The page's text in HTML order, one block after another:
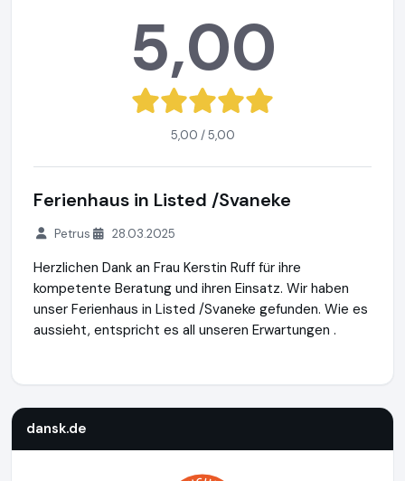
5,00
5,00 / 5,00
Ferienhaus in Listed /Svaneke
Petrus 28.03.2025
Herzlichen Dank an Frau Kerstin Ruff für ihre
kompetente Beratung und ihren Einsatz. Wir haben
unser Ferienhaus in Listed /Svaneke gefunden. Wie es
aussieht, entspricht es all unseren Erwartungen .
dansk.de